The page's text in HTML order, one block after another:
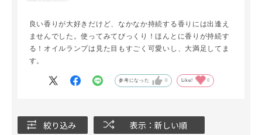
良い香りが大好きだけど、なかなか持続する香りには出逢え
ませんでした。使ってみてびっくり！ほんとに香りが持続す
る！オイルランプは見た目もすごく可愛いし、大満足してま
す。
参考になった 0 Like! 0
絞り込み 表示：新しい順